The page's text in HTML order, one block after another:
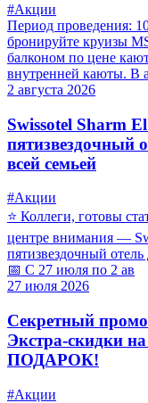
#Акции
Период проведения:
бронируйте круизы
балконом по цене
внутренней каюты. В
2 августа 2026
Swissotel Sharm
пятизвездочный
всей семьей
#Акции
⭐ Коллеги, готовы
центре внимания —
пятизвездочный
📅 С 27 июля по 2 ав
27 июля 2026
Секретный
Экстра-скидки
ПОДАРОК!
#Акции